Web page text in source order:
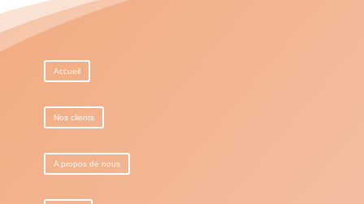
Accueil
Nos clients
A propos de nous